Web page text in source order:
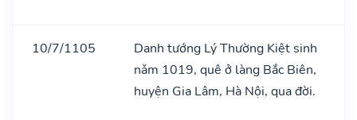
10/7/1105
Danh tướng Lý Thường Kiệt sinh
nǎm 1019, quê ở làng Bắc Biên,
huyện Gia Lâm, Hà Nội, qua đời.